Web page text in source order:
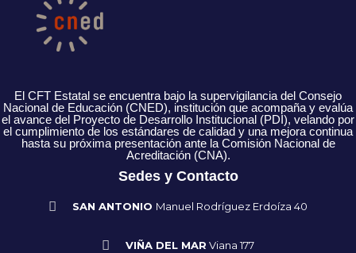
El CFT Estatal se encuentra bajo la supervigilancia del Consejo
Nacional de Educación (CNED), institución que acompaña y evalúa
el avance del Proyecto de Desarrollo Institucional (PDI), velando por
el cumplimiento de los estándares de calidad y una mejora continua
hasta su próxima presentación ante la Comisión Nacional de
Acreditación (CNA).
Sedes y Contacto
SAN ANTONIO Manuel Rodríguez Erdoíza 40
VIÑA DEL MAR Viana 177